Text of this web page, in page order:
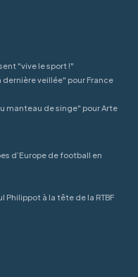
"vive le sport !"
dernière veillée" pour France
manteau de singe" pour Arte
d’Europe de football en
Philippot à la tête de la RTBF